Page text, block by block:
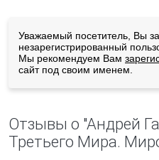
Уважаемый посетитель, Вы
незарегистрированный
Мы рекомендуем Вам
сайт под своим именем.
Отзывы о "Андрей
Третьего Мира.